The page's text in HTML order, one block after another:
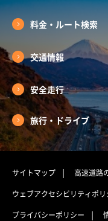
料金・ルート検索
交通情報
安全走行
旅行・ドライブ
サイトマップ 高速道路
ウェブアクセシビリティポリ
プライバシーポリシー